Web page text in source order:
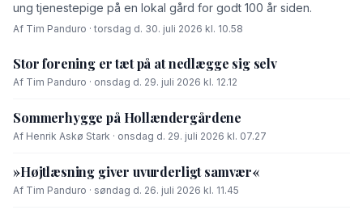
ung tjenestepige på en lokal gård for godt 100 år siden.
Af Tim Panduro · torsdag d. 30. juli 2026 kl. 10.58
Stor forening er tæt på at nedlægge sig selv
Af Tim Panduro · onsdag d. 29. juli 2026 kl. 12.12
Sommerhygge på Hollændergårdene
Af Henrik Askø Stark · onsdag d. 29. juli 2026 kl. 07.27
»Højtlæsning giver uvurderligt samvær«
Af Tim Panduro · søndag d. 26. juli 2026 kl. 11.45